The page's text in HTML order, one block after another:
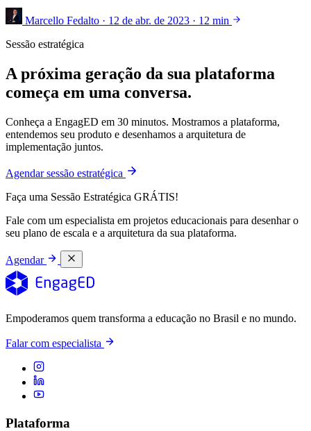
Marcello Fedalto · 12 de abr. de 2023 · 12 min
Sessão estratégica
A próxima geração da sua plataforma
começa em uma conversa.
Conheça a EngagED em 30 minutos. Mostramos a plataforma,
entendemos seu produto e desenhamos a arquitetura de
implementação juntos.
Agendar sessão estratégica
Faça uma Sessão Estratégica GRÁTIS!
Fale com um especialista em projetos educacionais para desenhar o
seu plano de escala e a arquitetura da sua plataforma.
Agendar
Empoderamos quem transforma a educação no Brasil e no mundo.
Falar com especialista
Plataforma